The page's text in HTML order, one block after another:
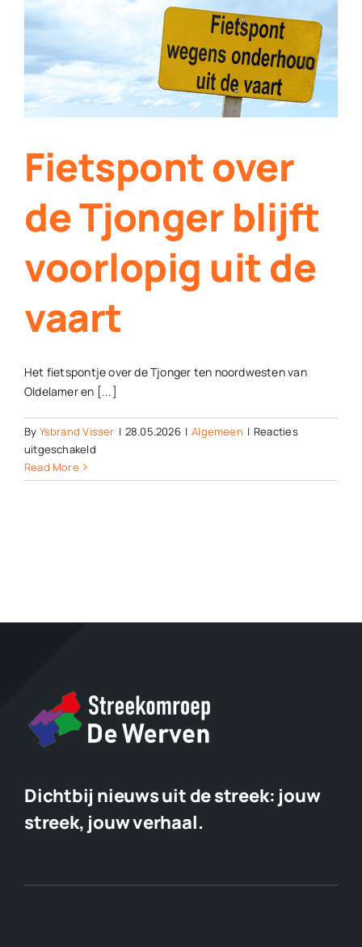
Contact
Plaats je eigen nieuws
Fietspont over
de Tjonger blijft
voorlopig uit de
vaart
Het fietspontje over de Tjonger ten noordwesten van
Oldelamer en [...]
By Ysbrand Visser | 28.05.2026 | Algemeen | Reacties
uitgeschakeldvoor
over
Read More
Dichtbij nieuws uit de streek: jouw
streek, jouw verhaal.